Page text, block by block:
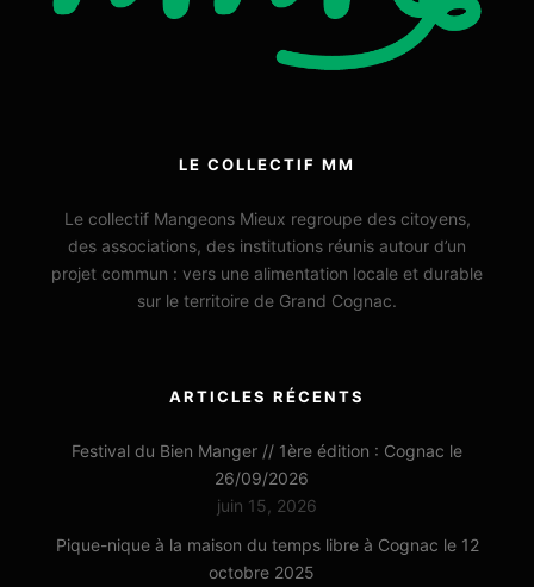
LE COLLECTIF MM
Le collectif Mangeons Mieux regroupe des citoyens,
des associations, des institutions réunis autour d’un
projet commun : vers une alimentation locale et durable
sur le territoire de Grand Cognac.
ARTICLES RÉCENTS
Festival du Bien Manger // 1ère édition : Cognac le
26/09/2026
juin 15, 2026
Pique-nique à la maison du temps libre à Cognac le 12
octobre 2025